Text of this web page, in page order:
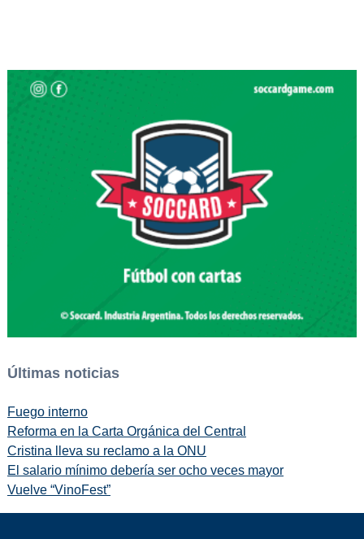
Últimas noticias
Fuego interno
Reforma en la Carta Orgánica del Central
Cristina lleva su reclamo a la ONU
El salario mínimo debería ser ocho veces mayor
Vuelve “VinoFest”